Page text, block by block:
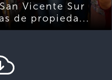
Vicente Sur
de propieda...